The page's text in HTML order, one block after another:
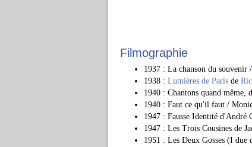
Filmographie
1937 : La chanson du
1938 : Lumières de Paris de
1940 : Chantons quand même,
1940 : Faut ce qu'il faut /
1947 : Fausse Identité d'André
1947 : Les Trois Cousines de
1951 : Les Deux Gosses (I